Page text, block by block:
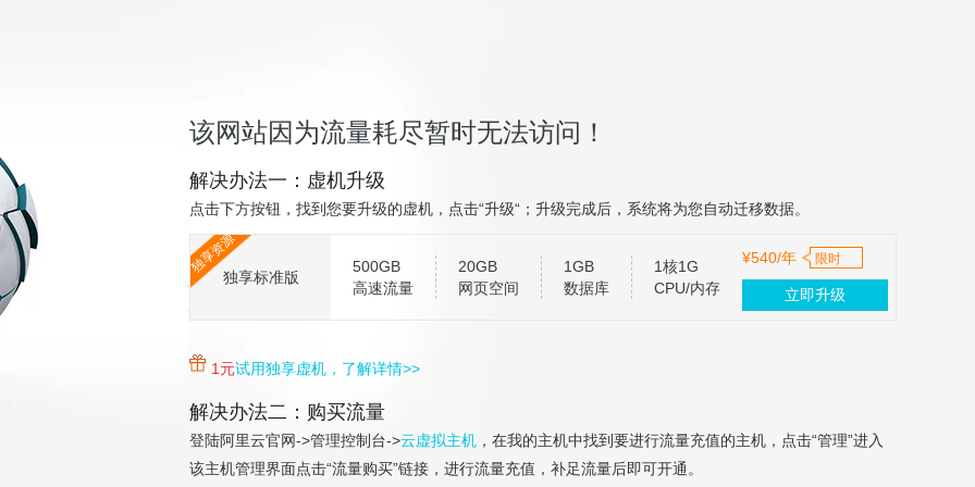
该网站因为流量耗尽暂时无法访问！
解决办法一：虚机升级
点击下方按钮，找到您要升级的虚机，点击“升级“；升级完成后，系统将为您自动迁移数据。
独享资源
独享标准版
500GB
高速流量
20GB
网页空间
1GB
数据库
1核1G
CPU/内存
¥540/年 限时
立即升级
1元试用独享虚机，了解详情>>
解决办法二：购买流量
登陆阿里云官网->管理控制台->云虚拟主机 ，在我的主机中找到要进行流量充值的主机，点击“管理”进入
该主机管理界面点击“流量购买”链接，进行流量充值，补足流量后即可开通。